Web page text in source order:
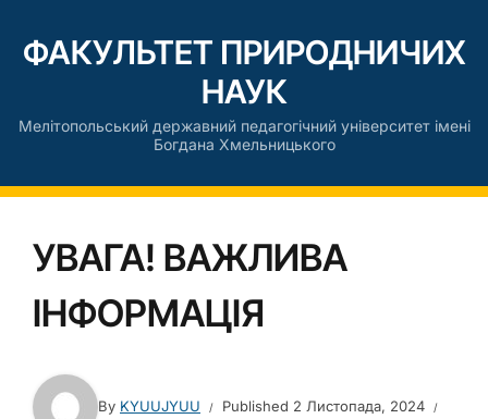
ФАКУЛЬТЕТ ПРИРОДНИЧИХ
НАУК
Мелітопольський державний педагогічний університет імені
Богдана Хмельницького
УВАГА! ВАЖЛИВА
ІНФОРМАЦІЯ
By KYUUJYUU Published 2 Листопада, 2024